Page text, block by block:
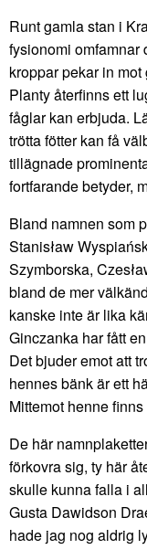
Runt gamla stan i
fysionomi omfamnar
kroppar pekar in mot
Planty återfinns ett
fåglar kan erbjuda.
trötta fötter kan få
tillägnade
fortfarande betyder,
Bland namnen som
Stanisław
Szymborska,
bland de mer
kanske inte är lika
Ginczanka har fått
Det bjuder emot att
hennes bänk är ett
Mittemot henne
De här
förkovra sig, ty här
skulle kunna falla i
Gusta Dawidson
hade jag nog aldrig